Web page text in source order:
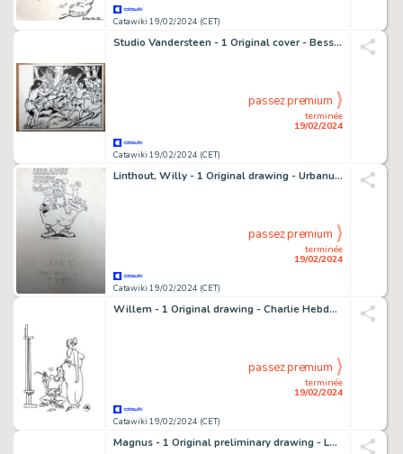
Catawiki 19/02/2024 (CET)
Studio Vandersteen - 1 Original cover - Bessy 64 - De Ongewensten - 1966
Catawiki 19/02/2024 (CET)
terminée
19/02/2024
passez premium
Linthout, Willy - 1 Original drawing - Urbanus - Bekende reclame pancarte
Catawiki 19/02/2024 (CET)
terminée
19/02/2024
passez premium
Willem - 1 Original drawing - Charlie Hebdo - (années 1980)
Catawiki 19/02/2024 (CET)
terminée
19/02/2024
passez premium
Magnus - 1 Original preliminary drawing - Lo Sconosciuto